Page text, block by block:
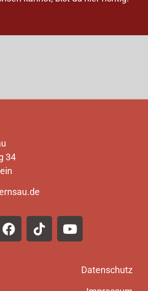
34
Datenschutz